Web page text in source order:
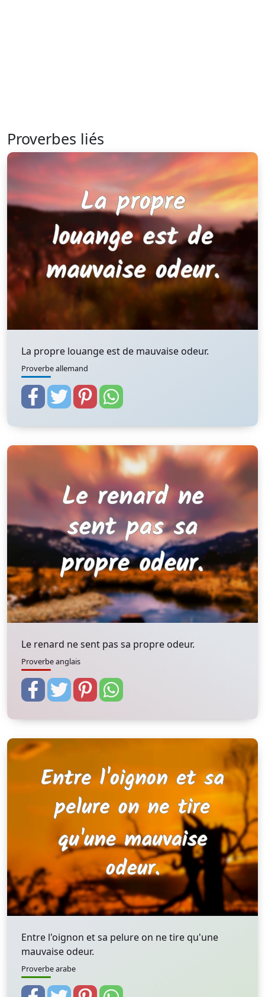
Proverbes liés
La propre louange est de mauvaise odeur.
Proverbe allemand
Le renard ne sent pas sa propre odeur.
Proverbe anglais
Entre l'oignon et sa pelure on ne tire qu'une
mauvaise odeur.
Proverbe arabe